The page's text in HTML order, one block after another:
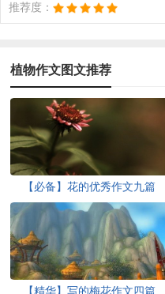
推荐度：
植物作文图文推荐
【必备】花的优秀作文九篇
【精华】写的梅花作文四篇